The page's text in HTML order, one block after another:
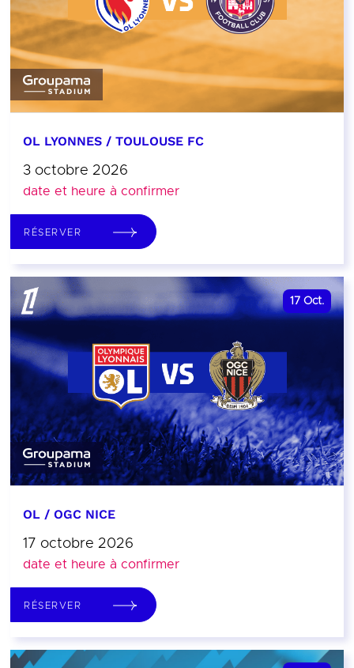
OL LYONNES / TOULOUSE FC
3 octobre 2026
date et heure à confirmer
RÉSERVER
17 Oct.
OL / OGC NICE
17 octobre 2026
date et heure à confirmer
RÉSERVER